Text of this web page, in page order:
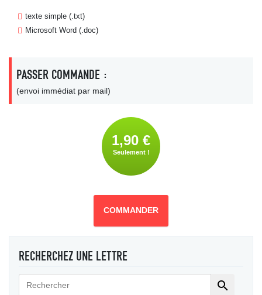
texte simple (.txt)
Microsoft Word (.doc)
PASSER COMMANDE :
(envoi immédiat par mail)
1,90 €
Seulement !
COMMANDER
RECHERCHEZ UNE LETTRE
